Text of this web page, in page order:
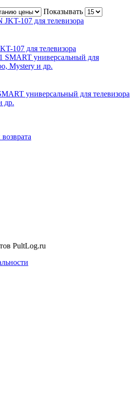
Показывать
107 для телевизора
универсальный для телевизора
др.
PultLog.ru